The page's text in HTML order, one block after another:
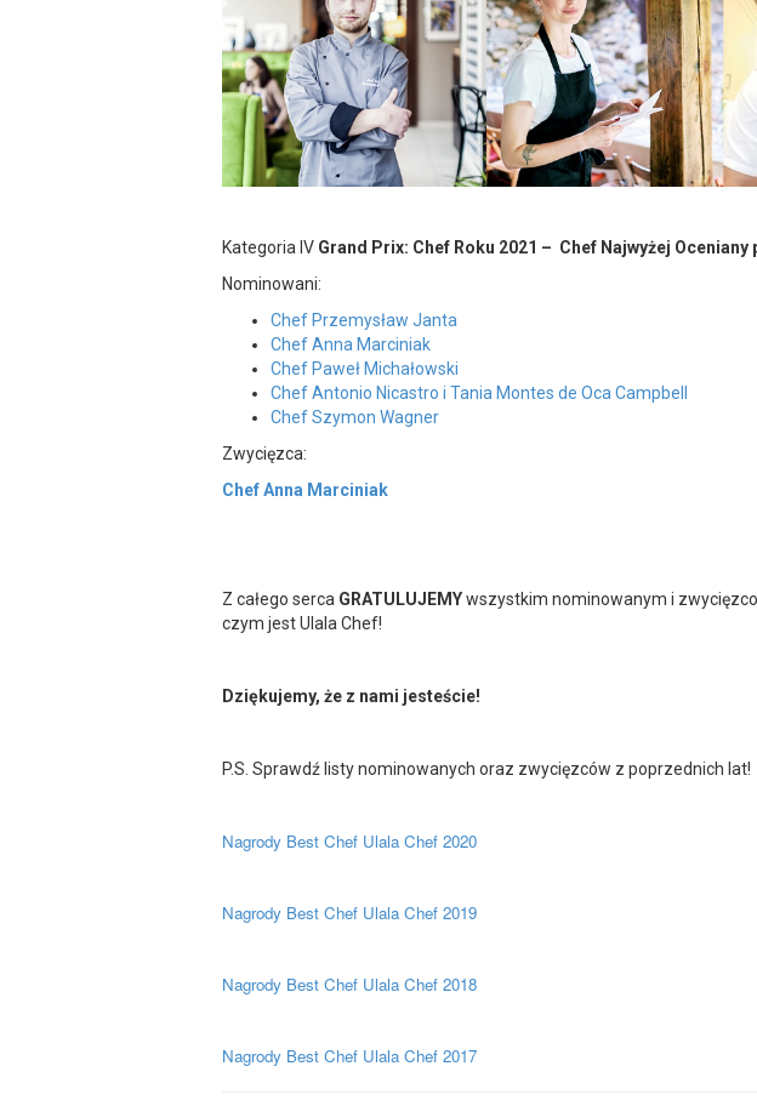
Kategoria IV Grand Prix: Chef Roku 2021 – Chef Najwyżej
Nominowani:
Chef Przemysław Janta
Chef Anna Marciniak
Chef Paweł Michałowski
Chef Antonio Nicastro i Tania Montes de Oca Campbell
Chef Szymon Wagner
Zwycięzca:
Chef Anna Marciniak
Z całego serca GRATULUJEMYwszystkim nominowanym i
czym jest Ulala Chef!
Dziękujemy, że z nami jesteście!
P.S. Sprawdź listy nominowanych oraz zwycięzców z poprzednich lat!
Nagrody Best Chef Ulala Chef 2020
Nagrody Best Chef Ulala Chef 2019
Nagrody Best Chef Ulala Chef 2018
Nagrody Best Chef Ulala Chef 2017